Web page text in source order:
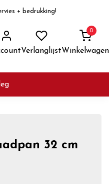
+ bedrukking!
Verlanglijst
0
Winkelwagen
32 cm